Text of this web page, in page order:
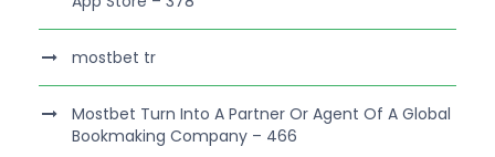
mostbet tr
Mostbet Turn Into A Partner Or Agent Of A Global
Bookmaking Company – 466